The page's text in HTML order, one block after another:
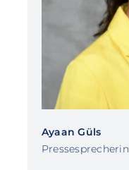
Ayaan Güls
Pressesprecherin